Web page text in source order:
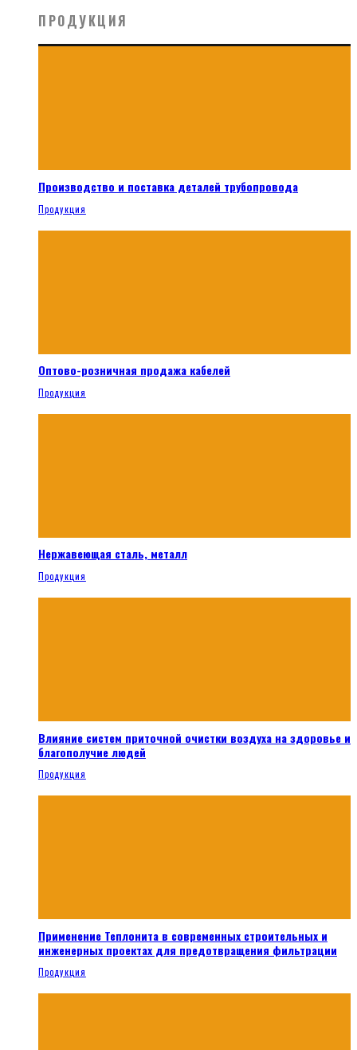
ПРОДУКЦИЯ
Производство и поставка деталей трубопровода
Продукция
Оптово-розничная продажа кабелей
Продукция
Нержавеющая сталь, металл
Продукция
Влияние систем приточной очистки воздуха на здоровье и
благополучие людей
Продукция
Применение Теплонита в современных строительных и
инженерных проектах для предотвращения фильтрации
Продукция